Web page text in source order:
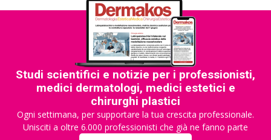
Studi scientifici e notizie per i professionisti,
medici dermatologi, medici estetici e
chirurghi plastici
Ogni settimana, per supportare la tua crescita professionale.
Unisciti a oltre 6.000 professionisti che già ne fanno parte